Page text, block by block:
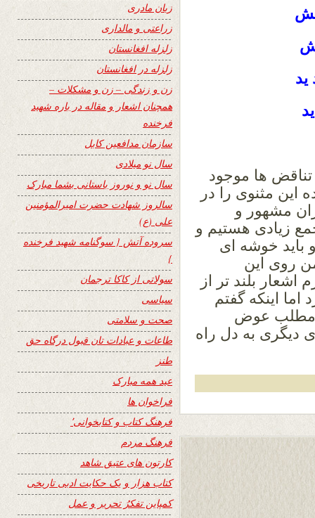
ها موجود
این مثنوی را در
مشهور و
زیادی هستیم و
باید خوشه ای
روی این
بلند تر از
اینکه گفتم
مطلب عوض
دیگری به دل راه
زبان مادری
زراعتی و مالداری
زلزله افغانستان
زلزله در افغانستان
زن و زندگی – زن و مشکلات –
همچنان اشعار و مقاله در باره شهید
فرخنده
سازمان مدافعین کابل
سال نو میلادی
سال نو و نوروز باستانی بشما مبارک
سالروز شهادت حضرت امیرالمؤمنین
علی (ع)
سروده آتش { سوگنامه شهید فرخنده
}
سولاتی از کاکا ترجمان
سیاسی
صحت و سلامتی
طاعات و عبادات تان قبول درگاه حق
طنز
عید همه مبارک
فراخوان ها
فرهنگ کتاب و کتابخوانی٬
فرهنگ مردم
کارتون های عتیق شاهد
کتاب هزار و یک حکایت ادبی تاریخی
کمپاین تفکرُ تحریر و عمل